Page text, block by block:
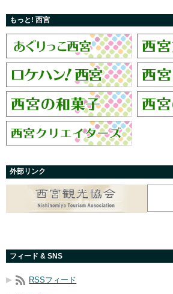
もっと! 西宮
外部リンク
フィード & SNS
RSSフィード